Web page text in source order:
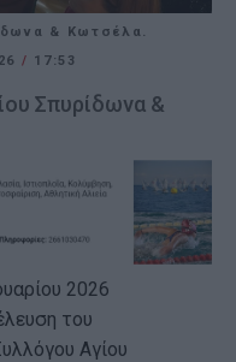
& Κωτσέλα.
/ 17:53
Σπυρίδωνα &
2026
του
Αγίου